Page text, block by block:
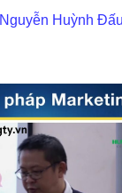
Nguyễn Huỳnh Đấu